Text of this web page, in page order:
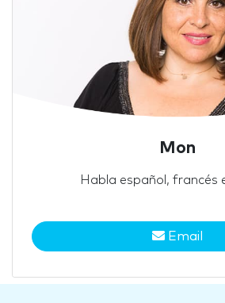
Mon
Habla español, francés
Email